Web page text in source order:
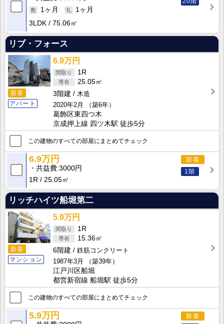
1ヶ月
1ヶ月
3LDK
75.06㎡
リブ・フォース
新着
アパート
6.9万円
1R
25.05㎡
3階建
木造
2020年2月
（築6年）
葛飾区東四つ木
京成押上線 四ツ木駅 徒歩5分
この建物のすべての部屋にまとめてチェック
新着
1階
6.9万円
共益費 3000円
1R
25.05㎡
リッチハイツ船堀第二
新着
マンション
5.9万円
1R
15.36㎡
6階建
鉄筋コンクリート
1987年3月
（築39年）
江戸川区船堀
都営新宿線 船堀駅 徒歩5分
この建物のすべての部屋にまとめてチェック
新着
5.9万円